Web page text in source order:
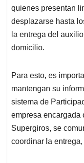
quienes presentan
desplazarse hasta
la entrega del
domicilio.
Para esto, es
mantengan su
sistema de
empresa encargada
Supergiros, se
coordinar la